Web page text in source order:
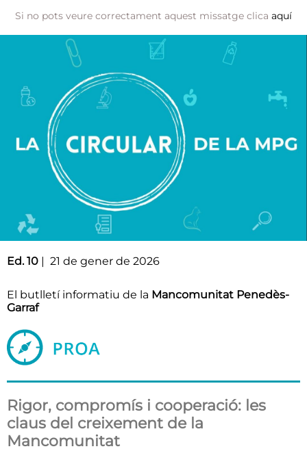
Si no pots veure correctament aquest missatge clica aquí
Ed. 10 | 21 de gener de 2026
El butlletí informatiu de la Mancomunitat Penedès-
Garraf
Rigor, compromís i cooperació: les
claus del creixement de la
Mancomunitat